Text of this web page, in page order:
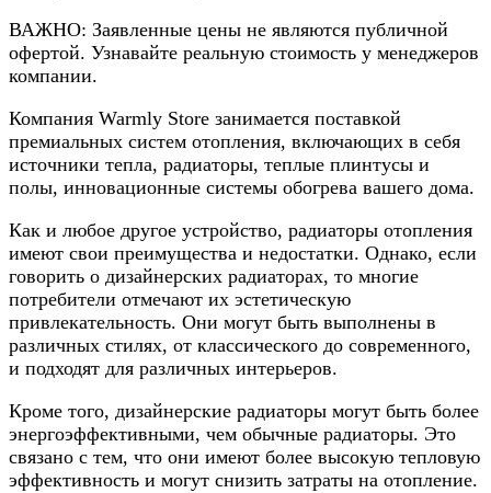
ВАЖНО: Заявленные цены не являются публичной
офертой. Узнавайте реальную стоимость у менеджеров
компании.
Компания Warmly Store занимается поставкой
премиальных систем отопления, включающих в себя
источники тепла, радиаторы, теплые плинтусы и
полы, инновационные системы обогрева вашего дома.
Как и любое другое устройство, радиаторы отопления
имеют свои преимущества и недостатки. Однако, если
говорить о дизайнерских радиаторах, то многие
потребители отмечают их эстетическую
привлекательность. Они могут быть выполнены в
различных стилях, от классического до современного,
и подходят для различных интерьеров.
Кроме того, дизайнерские радиаторы могут быть более
энергоэффективными, чем обычные радиаторы. Это
связано с тем, что они имеют более высокую тепловую
эффективность и могут снизить затраты на отопление.